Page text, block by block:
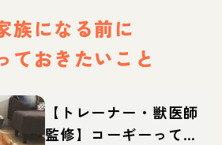
族になる前に
ておきたいこと
【トレーナー・獣医師
監修】コーギーってど